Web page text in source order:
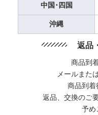
中国･四国
沖縄
返品
商品到
メールまた
商品到着
返品、交換のご
予め